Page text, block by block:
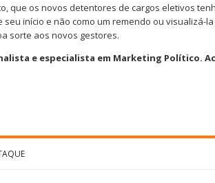
que os novos detentores de cargos eletivos
seu início e não como um remendo ou visualizá-
sorte aos novos gestores.
e especialista em Marketing Político.